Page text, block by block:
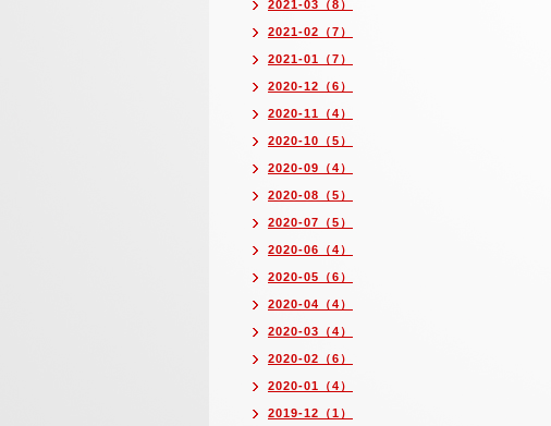
2021-03（8）
2021-02（7）
2021-01（7）
2020-12（6）
2020-11（4）
2020-10（5）
2020-09（4）
2020-08（5）
2020-07（5）
2020-06（4）
2020-05（6）
2020-04（4）
2020-03（4）
2020-02（6）
2020-01（4）
2019-12（1）